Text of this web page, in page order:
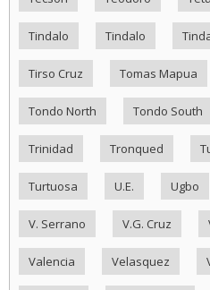
Tindalo Tindalo
Tirso Cruz Tomas Mapua
Tondo North Tondo South
Trinidad Tronqued
Turtuosa U.E. Ugbo
V. Serrano V.G. Cruz
Valencia Velasquez